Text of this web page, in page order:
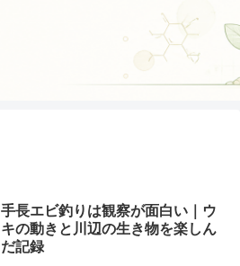
手長エビ釣りは観察が面白い｜ウ
キの動きと川辺の生き物を楽しん
だ記録